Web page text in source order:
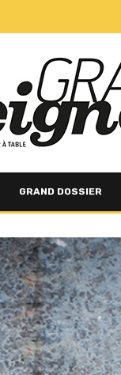
GRAND DOSSIER